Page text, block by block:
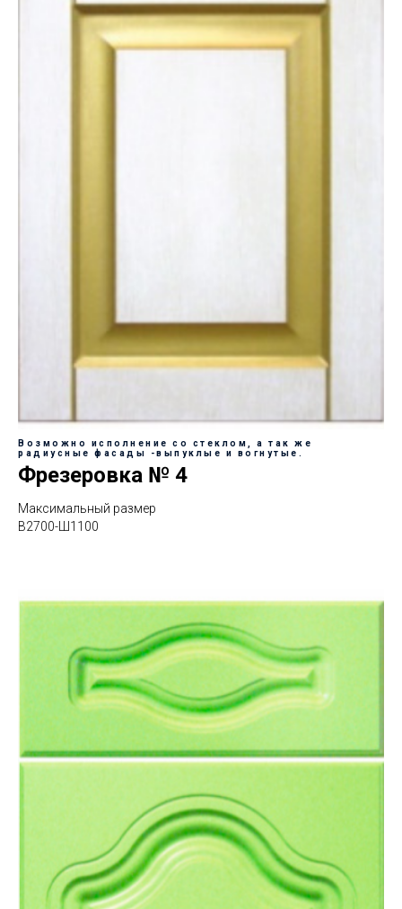
Возможно исполнение со стеклом, а так же
радиусные фасады -выпуклые и вогнутые.
Фрезеровка № 4
Максимальный размер
В2700-Ш1100